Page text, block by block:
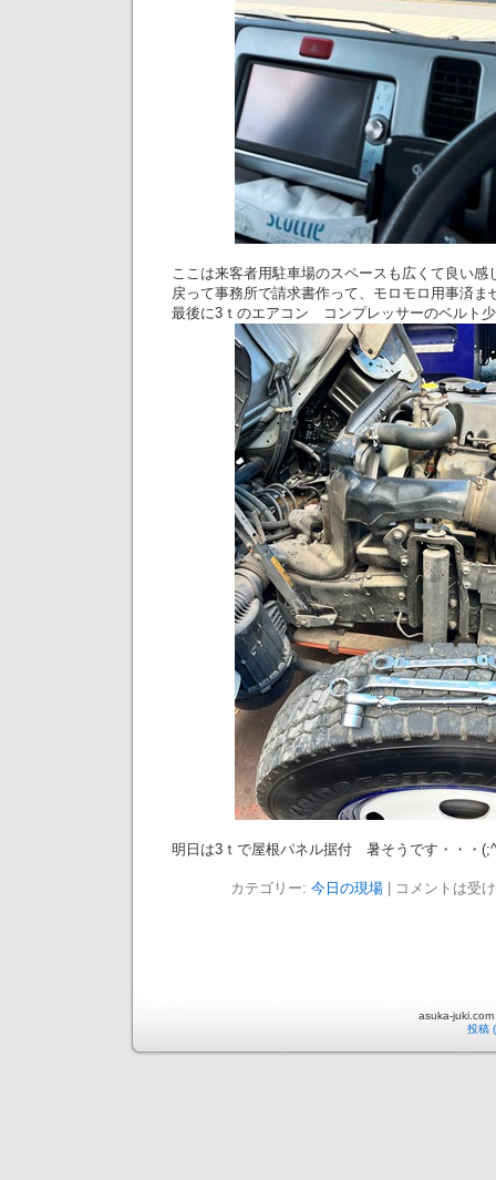
ここは来客者用駐車場のスペースも広くて良い感
戻って事務所で請求書作って、モロモロ用事済ま
最後に3ｔのエアコン コンプレッサーのベルト
明日は3ｔで屋根パネル据付 暑そうです・・・
カテゴリー: 今日の現場 コメントは受
asuka-
投稿